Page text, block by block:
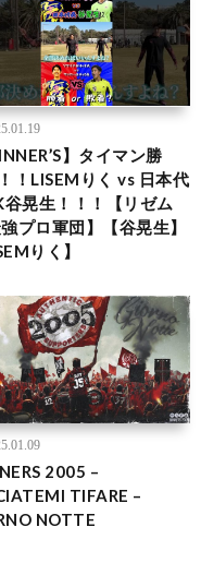
】タイマン勝
！LISEMりく vs 日本代
谷晃生！！！【リゼム
プロ軍団】【谷晃生】
りく】
2005 –
TIFARE –
NOTTE